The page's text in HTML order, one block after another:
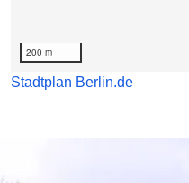
200 m
Stadtplan Berlin.de